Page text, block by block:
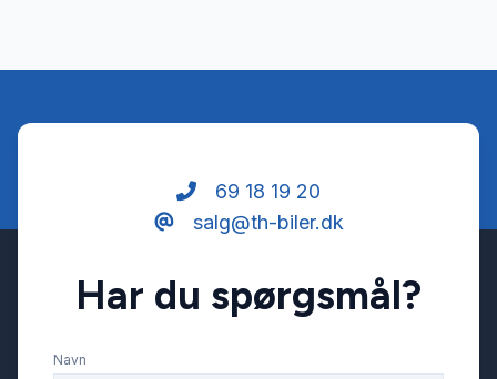
Navigation
Parkeringssensor bagved
69 18 19 20
salg@th-biler.dk
Har du spørgsmål?
Navn